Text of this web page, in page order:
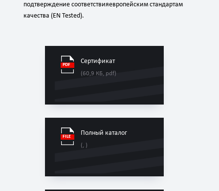
Сертификат
(60,9 КБ, pdf)
Полный каталог
(, )
подтверждение соответствияевропейским стандартам
качества (EN Tested).